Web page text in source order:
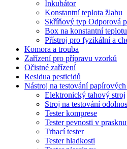
Inkubátor
Konstantní teplota žlabu
Skříňový typ Odporová
Box na konstantní
Přístroj pro fyzikální a
Komora a trouba
Zařízení pro přípravu vzorků
Očistné zařízení
Residua pesticidů
Nástroj na testování
Elektronický tahový stroj
Stroj na testování
Tester komprese
Tester pevnosti v
Trhací tester
Tester hladkosti